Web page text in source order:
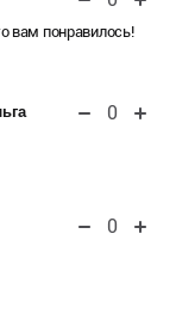
вам понравилось!
0
0